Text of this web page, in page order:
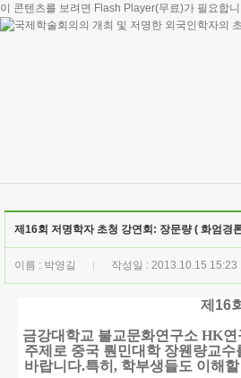
이 콘텐츠를 보려면 Flash Player(무료)가 필요합
제16회 저명학자 초청 강연회: 장문량 ( 화엄경
이름 : 박영길 | 작성일 : 2013.10.15 15:23
제16
금강대학교 불교문화연구소 HK연
주제로 중국 뤈민대학 장웬량교
바랍니다.특히 , 학부생들도 이해